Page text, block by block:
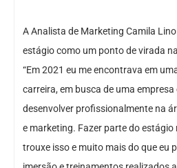
A Analista de Marketing Camila
estágio como um ponto de virada
“Em 2021 eu me encontrava em
carreira, em busca de uma empresa
desenvolver profissionalmente na
e marketing. Fazer parte do estágio
trouxe isso e muito mais do que eu